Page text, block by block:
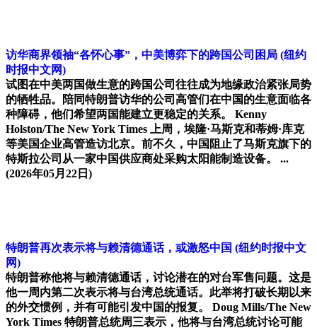
访华商界领袖“各怀心事”，中美博弈下的跨国公司困局 (纽约
时报中文网)
试图在中美两国做生意的跨国公司往往成为地缘政治紧张局势
的牺牲品。陪同特朗普访华的公司高管们在中国的生意面临各
种障碍，他们希望两国能建立更稳定的关系。 Kenny
Holston/The New York Times 上周，埃隆·马斯克和蒂姆·库克
等美国企业高管造访北京。前不久，中国阻止了马斯克旗下的
特斯拉公司从一家中国供应商处采购太阳能制造设备。 ...
(2026年05月22日)
特朗普再次表示将与赖清德通话，或激怒中国 (纽约时报中文
网)
特朗普称他将与赖清德通话，讨论潜在的对台军售问题。这是
他一周内第二次表示将与台湾总统通话。此举将打破长期以来
的外交惯例，并有可能引发中国的报复。 Doug Mills/The New
York Times 特朗普总统周三表示，他将与台湾总统讨论可能